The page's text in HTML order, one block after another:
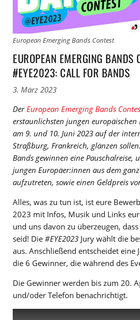
European Emerging Bands Contest
EUROPEAN EMERGING BANDS
#EYE2023: CALL FOR BANDS
3. März 2023
Der European Emerging Bands
erstaunlichsten jungen
am 9. und 10. Juni 2023 auf der
Straßburg, Frankreich, glänzen
Bands gewinnen eine Pauschalreise,
jungen Europäer:innen aus dem
aufzutreten, sowie einen Geldpreis
Alles, was zu tun ist, ist eure
2023 mit Infos, Musik und Links
und uns davon zu überzeugen,
seid! Die #EYE2023 Jury wählt die
aus. Anschließend entscheidet eine
die 6 Gewinner, die während des
Die Gewinner werden bis zum 20.
und/oder Telefon benachrichtigt.